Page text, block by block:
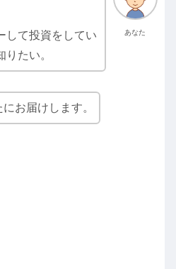
あなた
して投資をしてい
たい。
お届けします。